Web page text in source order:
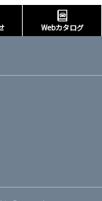
Webカタログ